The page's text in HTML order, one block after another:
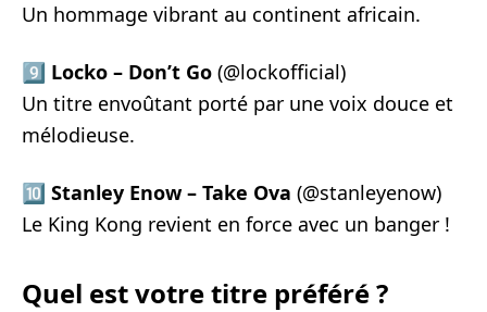
Un hommage vibrant au continent africain.
9️⃣ Locko – Don’t Go (@lockofficial)
Un titre envoûtant porté par une voix douce et
mélodieuse.
🔟 Stanley Enow – Take Ova (@stanleyenow)
Le King Kong revient en force avec un banger !
Quel est votre titre préféré ?